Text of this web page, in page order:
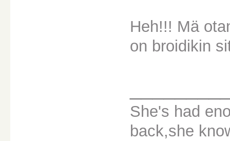
Heh!!! Mä
on broidikin
She's had
back,she